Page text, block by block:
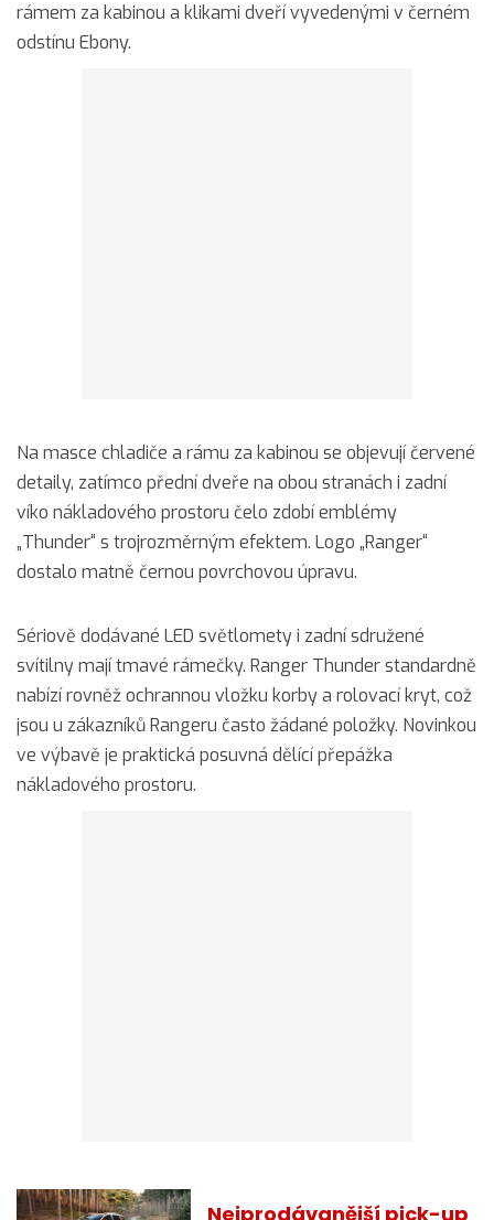
rámem za kabinou a klikami dveří vyvedenými v černém
odstínu Ebony.
Na masce chladiče a rámu za kabinou se objevují červené
detaily, zatímco přední dveře na obou stranách i zadní
víko nákladového prostoru čelo zdobí emblémy
„Thunder“ s trojrozměrným efektem. Logo „Ranger“
dostalo matně černou povrchovou úpravu.
Sériově dodávané LED světlomety i zadní sdružené
svítilny mají tmavé rámečky. Ranger Thunder standardně
nabízí rovněž ochrannou vložku korby a rolovací kryt, což
jsou u zákazníků Rangeru často žádané položky. Novinkou
ve výbavě je praktická posuvná dělící přepážka
nákladového prostoru.
Nejprodávanější pick-up